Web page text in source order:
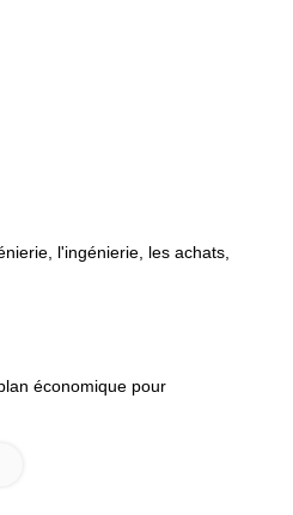
l'ingénierie, les achats,
économique pour